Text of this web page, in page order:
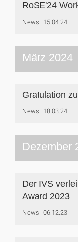
RoSE'24
News 15.04.24
März 2024
Gratulation
News 18.03.24
Dezember
Der IVS
Award 2023
News 06.12.23